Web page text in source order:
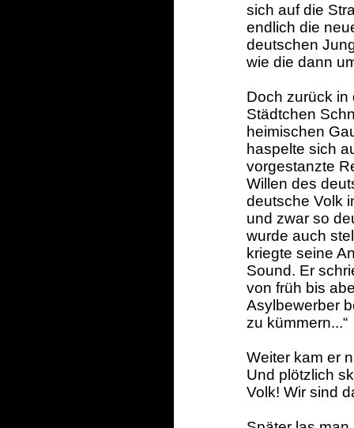
sich auf die
endlich die
deutschen
wie die dann
Doch zurück in
Städtchen
heimischen
haspelte sich
vorgestanzte
Willen des
deutsche Volk
und zwar so
wurde auch
kriegte seine
Sound. Er
von früh bis
Asylbewerber
zu kümmern...“
Weiter kam er
Und plötzlich
Volk! Wir sind